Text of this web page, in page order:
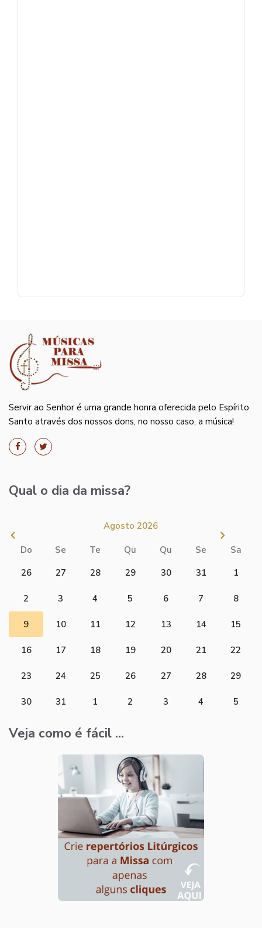
Servir ao Senhor é uma grande honra oferecida pelo Espírito
Santo através dos nossos dons, no nosso caso, a música!
Qual o dia da missa?
Agosto 2026
Do Se Te Qu Qu Se
Sa
26
27 28 29 30 31 1
2 3 4 5 6 7 8
9 10 11 12 13 14 15
16 17 18 19 20 21 22
23 24 25 26 27 28 29
30 31 1 2 3 4 5
Veja como é fácil ...